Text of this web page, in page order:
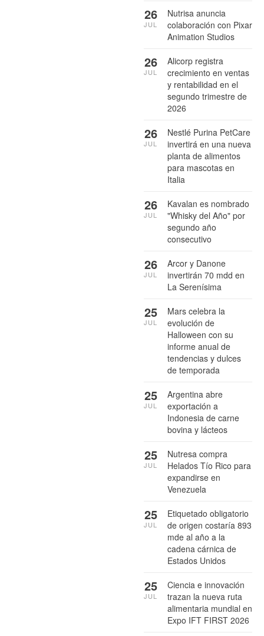
Nutrisa anuncia
colaboración con Pixar
Animation Studios
26
JUL
Alicorp registra
crecimiento en ventas
y rentabilidad en el
segundo trimestre de
2026
26
JUL
Nestlé Purina PetCare
invertirá en una nueva
planta de alimentos
para mascotas en
Italia
26
JUL
Kavalan es nombrado
"Whisky del Año" por
segundo año
consecutivo
26
JUL
Arcor y Danone
invertirán 70 mdd en
La Serenísima
26
JUL
Mars celebra la
evolución de
Halloween con su
informe anual de
tendencias y dulces
de temporada
25
JUL
Argentina abre
exportación a
Indonesia de carne
bovina y lácteos
25
JUL
Nutresa compra
Helados Tío Rico para
expandirse en
Venezuela
25
JUL
Etiquetado obligatorio
de origen costaría 893
mde al año a la
cadena cárnica de
Estados Unidos
25
JUL
Ciencia e innovación
trazan la nueva ruta
alimentaria mundial en
Expo IFT FIRST 2026
25
JUL